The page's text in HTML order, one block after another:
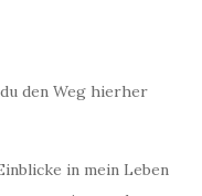
den Weg hierher
in mein Leben